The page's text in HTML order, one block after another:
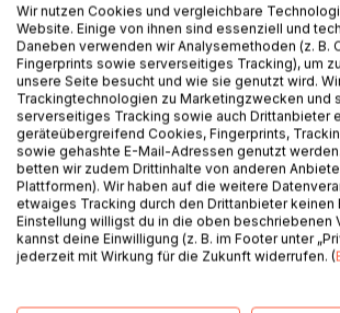
BESCHREIBUNG
Wenn das Leben eines Menschen endet,
Geschichte noch einmal.
Im letzten Augenblick ist er da: der Mann
Kutte, der Seelenbegleiter. Er holt die
wo ihr Lebensfaden abreißt - in
Straßen, in Hospizen, an Betten voller
dunklen Stunden der Geschichte. Er
sterben. Er hört, was sie nie mehr sagen
Wir nutzen Cookies und vergleichbare
Website. Einige von ihnen sind essenziell und
Daneben verwenden wir Analysemethoden (z. B.
Fingerprints sowie serverseitiges Tracking), um
unsere Seite besucht und wie sie genutzt wird.
Trackingtechnologien zu Marketingzwecken und
serverseitiges Tracking sowie auch Drittanbieter
geräteübergreifend Cookies, Fingerprints,
sowie gehashte E-Mail-Adressen genutzt
betten wir zudem Drittinhalte von anderen
Plattformen). Wir haben auf die weitere
etwaiges Tracking durch den Drittanbieter keinen
Einstellung willigst du in die oben beschriebenen
kannst deine Einwilligung (z. B. im Footer unter
jederzeit mit Wirkung für die Zukunft widerrufen. (